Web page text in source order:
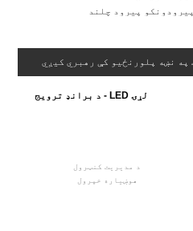
پیرود چلند
نښه پلورنځیو کې رهبري کیږي
د برانډ ترویج - LED لړۍ
د مدیریت کنټرول
هوښیاره خپرول